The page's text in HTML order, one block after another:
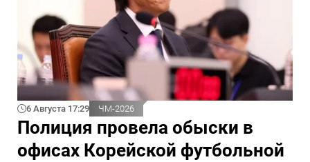
6 Августа 17:29 ЧМ-2026
Полиция провела обыски в
офисах Корейской футбольной